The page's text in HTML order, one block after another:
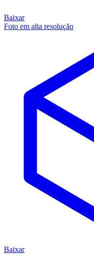
Baixar
Foto em alta resolução
Baixar